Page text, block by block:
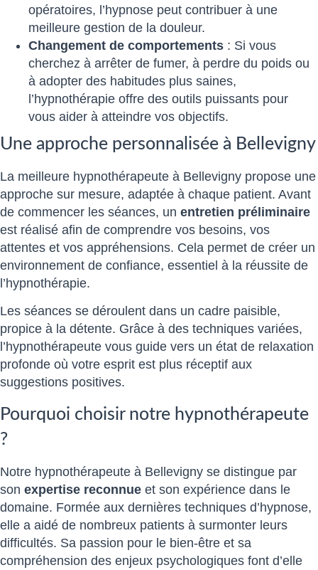
opératoires, l’hypnose peut contribuer à une
meilleure gestion de la douleur.
Changement de comportements : Si vous
cherchez à arrêter de fumer, à perdre du poids ou
à adopter des habitudes plus saines,
l’hypnothérapie offre des outils puissants pour
vous aider à atteindre vos objectifs.
Une approche personnalisée à Bellevigny
La meilleure hypnothérapeute à Bellevigny propose une
approche sur mesure, adaptée à chaque patient. Avant
de commencer les séances, un entretien préliminaire
est réalisé afin de comprendre vos besoins, vos
attentes et vos appréhensions. Cela permet de créer un
environnement de confiance, essentiel à la réussite de
l’hypnothérapie.
Les séances se déroulent dans un cadre paisible,
propice à la détente. Grâce à des techniques variées,
l’hypnothérapeute vous guide vers un état de relaxation
profonde où votre esprit est plus réceptif aux
suggestions positives.
Pourquoi choisir notre hypnothérapeute
?
Notre hypnothérapeute à Bellevigny se distingue par
son expertise reconnue et son expérience dans le
domaine. Formée aux dernières techniques d’hypnose,
elle a aidé de nombreux patients à surmonter leurs
difficultés. Sa passion pour le bien-être et sa
compréhension des enjeux psychologiques font d’elle